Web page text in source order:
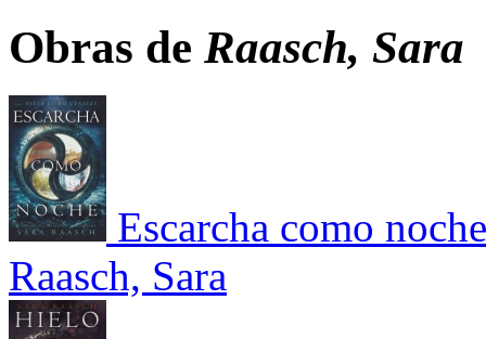
Obras de Raasch, Sara
Escarcha como noche
Raasch, Sara